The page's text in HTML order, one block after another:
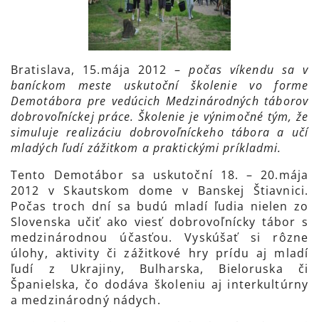
Bratislava, 15.mája 2012 –počas víkendu sa v
baníckom meste uskutoční školenie vo forme
Demotábora pre vedúcich Medzinárodných táborov
dobrovoľníckej práce. Školenie je výnimočné tým, že
simuluje realizáciu dobrovoľníckeho tábora a učí
mladých ľudí zážitkom a praktickými príkladmi.
Tento Demotábor sa uskutoční 18. – 20.mája
2012 v Skautskom dome v Banskej Štiavnici.
Počas troch dní sa budú mladí ľudia nielen zo
Slovenska učiť ako viesť dobrovoľnícky tábor s
medzinárodnou účasťou. Vyskúšať si rôzne
úlohy, aktivity či zážitkové hry prídu aj mladí
ľudí z Ukrajiny, Bulharska, Bieloruska či
Španielska, čo dodáva školeniu aj interkultúrny
a medzinárodný nádych.